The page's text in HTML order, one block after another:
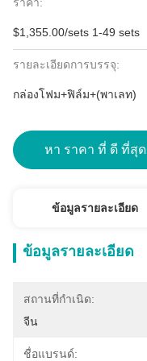
$1,355.00/sets 1-49 sets
รายละเอียดการบรรจุ:
กล่องโฟม+ฟิล์ม+(พาเลท)
หา ราคา ที่ ดี ที่สุด
ข้อมูลรายละเอียด
ข้อมูลรายละเอียด
สถานที่กำเนิด:
จีน
ชื่อแบรนด์: